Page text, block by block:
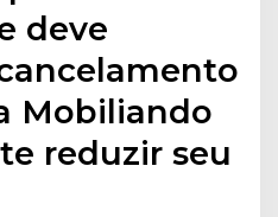
deve
Mobiliando
reduzir seu